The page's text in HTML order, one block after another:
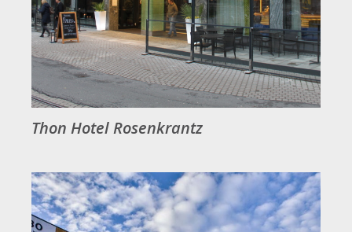
Thon Hotel Rosenkrantz